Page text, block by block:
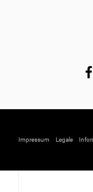
Impressum Legale